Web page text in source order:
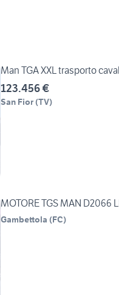
Man TGA XXL trasporto
123.456 €
San Fior (TV)
MOTORE TGS MAN D2066
Gambettola (FC)